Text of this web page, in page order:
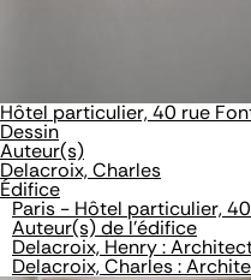
Hôtel particulier, 40 rue
Dessin
Auteur(s)
Delacroix, Charles
Édifice
Paris - Hôtel particulier,
Auteur(s) de l'édifice
Delacroix, Henry :
Delacroix, Charles :